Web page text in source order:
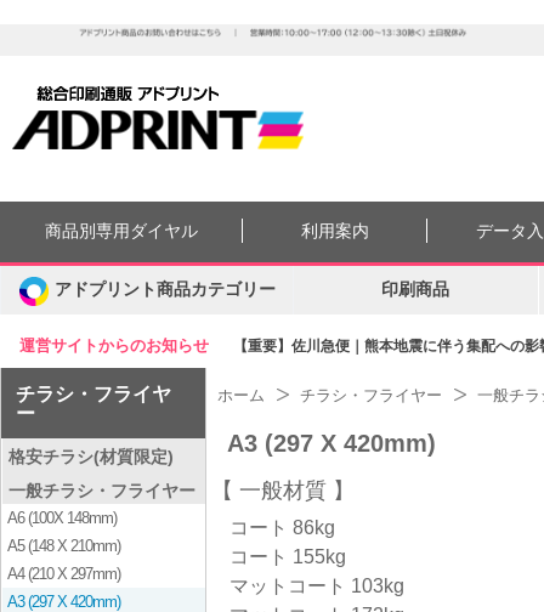
運営サイトからのお知らせ 【重要】佐川急便｜熊本地震に伴う集配への
商品別専用ダイヤル 利用案内 データ
アドプリント商品カテゴリー 印刷商品
チラシ・フライヤ
ー
格安チラシ(材質限定)
一般チラシ・フライヤー
A6 (100X 148mm)
A5 (148 X 210mm)
A4 (210 X 297mm)
A3 (297 X 420mm)
ホーム チラシ・フライヤー 一般チ
A3 (297 X 420mm)
一般材質
コート 86kg
コート 155kg
マットコート 103kg